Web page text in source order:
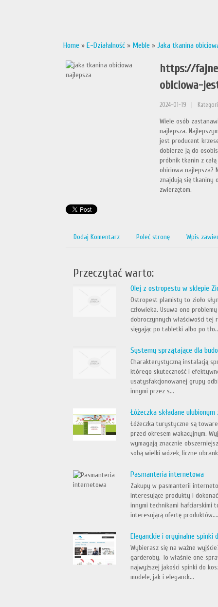
Home » E-Działalność » Meble » Jaka tkanina
https://
obiciowa-
2024-01-19
Wiele osób
najlepsza.
jest producent
dobierze ją do
próbnik tkanin z
obiciowa najlepsza?
znajdują się tkaniny
zwierzętom.
Dodaj Komentarz Poleć stronę Wpis
Przeczytać warto:
Olej z ostropestu w sklepie
Ostropest plamisty to zioło
człowieka. Usuwa ono
dobroczynnych właściwości
sięgając po tabletki albo po
Systemy sprzątające dla
Charakterystyczną instalacją
którego skuteczność i
usatysfakcjonowanej grupy
innymi przez s...
Łóżeczka składane
Łóżeczka turystyczne są
przed okresem wakacyjnym.
wymagają znacznie
sobą wielki wózek, liczne
Pasmanteria internetowa
Zakupy w pasmanterii
interesujące produkty i
innymi technikami hafciarskimi
interesującą ofertę
Eleganckie i oryginalne spinki
Wybierasz się na ważne
garderoby. To właśnie one
najwyższej jakości spinki do
modele, jak i eleganck...